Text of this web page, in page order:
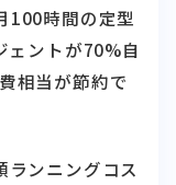
100時間の定型
ェントが70%自
相当が節約で
ンニングコス